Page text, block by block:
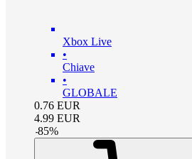
Xbox Live
•
Chiave
•
GLOBALE
0.76 EUR
4.99 EUR
-85%